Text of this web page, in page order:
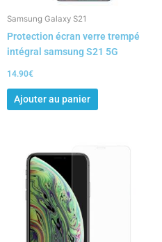
Samsung Galaxy S21
Protection écran verre trempé
intégral samsung S21 5G
14.90€
Ajouter au panier